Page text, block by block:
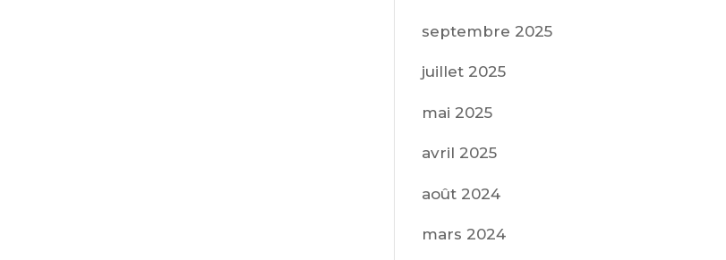
septembre 2025
juillet 2025
mai 2025
avril 2025
août 2024
mars 2024